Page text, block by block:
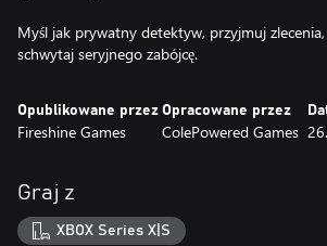
Myśl jak prywatny detektyw, przyjmuj
Opublikowane przez
Fireshine Games
Opracowane przez
ColePowered Games
Graj z
XBOX Series X|S